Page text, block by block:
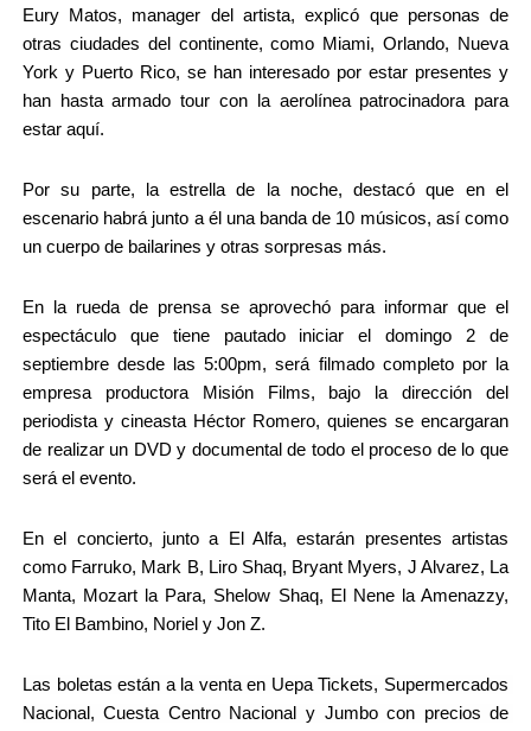
Eury Matos, manager del artista, explicó que personas de
otras ciudades del continente, como Miami, Orlando, Nueva
York y Puerto Rico, se han interesado por estar presentes y
han hasta armado tour con la aerolínea patrocinadora para
estar aquí.
Por su parte, la estrella de la noche, destacó que en el
escenario habrá junto a él una banda de 10 músicos, así como
un cuerpo de bailarines y otras sorpresas más.
En la rueda de prensa se aprovechó para informar que el
espectáculo que tiene pautado iniciar el domingo 2 de
septiembre desde las 5:00pm, será filmado completo por la
empresa productora Misión Films, bajo la dirección del
periodista y cineasta Héctor Romero, quienes se encargaran
de realizar un DVD y documental de todo el proceso de lo que
será el evento.
En el concierto, junto a El Alfa, estarán presentes artistas
como Farruko, Mark B, Liro Shaq, Bryant Myers, J Alvarez, La
Manta, Mozart la Para, Shelow Shaq, El Nene la Amenazzy,
Tito El Bambino, Noriel y Jon Z.
Las boletas están a la venta en Uepa Tickets, Supermercados
Nacional, Cuesta Centro Nacional y Jumbo con precios de